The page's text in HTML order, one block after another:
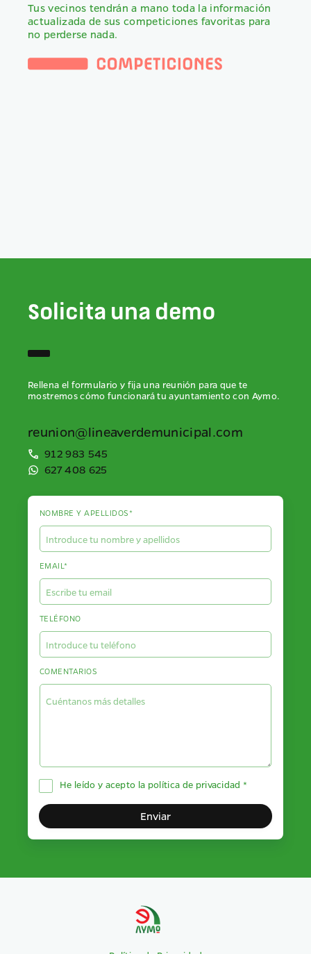
Tus vecinos tendrán a mano toda la información
actualizada de sus competiciones favoritas para
no perderse nada.
Solicita una demo
Rellena el formulario y fija una reunión para que te
mostremos cómo funcionará tu ayuntamiento con Aymo.
reunion@lineaverdemunicipal.com
912 983 545
627 408 625
NOMBRE Y APELLIDOS*
EMAIL*
TELÉFONO
COMENTARIOS
He leído y acepto la política de privacidad *